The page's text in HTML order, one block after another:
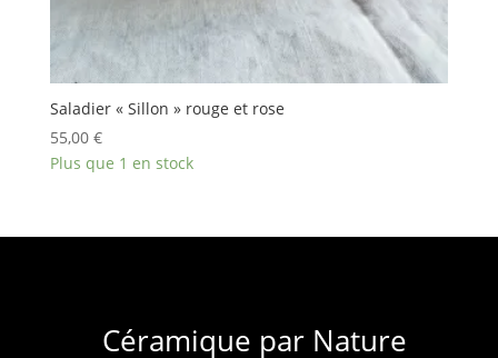
Saladier « Sillon » rouge et rose
55,00 €
Plus que 1 en stock
Céramique par Nature